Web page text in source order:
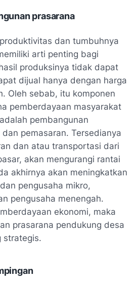
prasarana
dan tumbuhnya
arti penting bagi
produksinya tidak dapat
dijual hanya dengan harga
Oleh sebab, itu komponen
pemberdayaan masyarakat
pembangunan
pemasaran. Tersedianya
dan atau transportasi dari
akan mengurangi rantai
akhirnya akan meningkatkan
pengusaha mikro,
pengusaha menengah.
ekonomi, maka
prasarana pendukung desa
strategis.